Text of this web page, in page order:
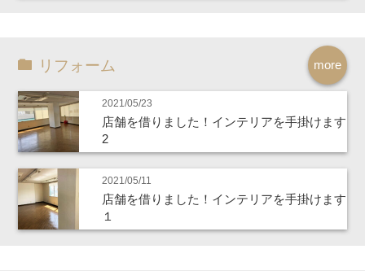
more
リフォーム
2021/05/23
店舗を借りました！インテリアを手掛けます
2
2021/05/11
店舗を借りました！インテリアを手掛けます
１